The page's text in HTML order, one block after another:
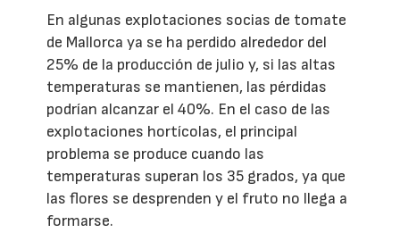
En algunas explotaciones socias de tomate
de Mallorca ya se ha perdido alrededor del
25% de la producción de julio y, si las altas
temperaturas se mantienen, las pérdidas
podrían alcanzar el 40%. En el caso de las
explotaciones hortícolas, el principal
problema se produce cuando las
temperaturas superan los 35 grados, ya que
las flores se desprenden y el fruto no llega a
formarse.